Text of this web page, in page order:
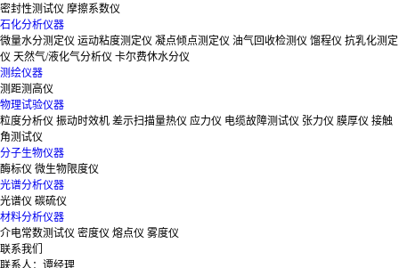
密封性测试仪 摩擦系数仪
石化分析仪器
微量水分测定仪 运动粘度测定仪 凝点倾点测定仪 油气回收检测仪 馏程仪 抗乳化测定
仪 天然气/液化气分析仪 卡尔费休水分仪
测绘仪器
测距测高仪
物理试验仪器
粒度分析仪 振动时效机 差示扫描量热仪 应力仪 电缆故障测试仪 张力仪 膜厚仪 接触
角测试仪
分子生物仪器
酶标仪 微生物限度仪
光谱分析仪器
光谱仪 碳硫仪
材料分析仪器
介电常数测试仪 密度仪 熔点仪 雾度仪
联系我们
联系人：谭经理